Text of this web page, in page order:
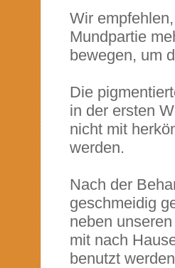
Wir
Mundpartie
bewegen, um
Die
in der ersten
nicht mit
werden.
Nach der
geschmeidig
neben
mit nach
benutzt